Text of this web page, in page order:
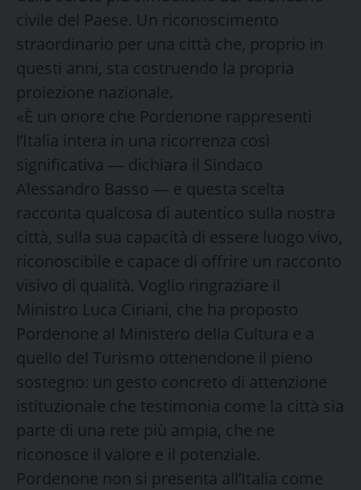
civile del Paese. Un riconoscimento
straordinario per una città che, proprio in
questi anni, sta costruendo la propria
proiezione nazionale.
«È un onore che Pordenone rappresenti
l’Italia intera in una ricorrenza così
significativa — dichiara il Sindaco
Alessandro Basso — e questa scelta
racconta qualcosa di autentico sulla nostra
città, sulla sua capacità di essere luogo vivo,
riconoscibile e capace di offrire un racconto
visivo di qualità. Voglio ringraziare il
Ministro Luca Ciriani, che ha proposto
Pordenone al Ministero della Cultura e a
quello del Turismo ottenendone il pieno
sostegno: un gesto concreto di attenzione
istituzionale che testimonia come la città sia
parte di una rete più ampia, che ne
riconosce il valore e il potenziale.
Pordenone non si presenta all’Italia come